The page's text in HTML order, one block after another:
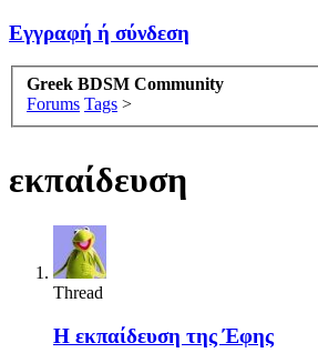
Εγγραφή ή σύνδεση
Greek BDSM Community
Forums Tags >
εκπαίδευση
Thread
Η εκπαίδευση της Έφης